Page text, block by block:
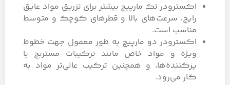
اکسترودر تک مارپیچ بیشتر برای تزریق مواد عایق
رایج، سرعت‌های بالا و قطرهای کوچک و متوسط
مناسب است.
اکسترودر دو مارپیچ به طور معمول جهت خطوط
ویژه و مواد خاص مانند ترکیبات مستربچ یا
پرکننده‌ها، و همچنین ترکیب عالی‌تر مواد به
کار می‌رود.